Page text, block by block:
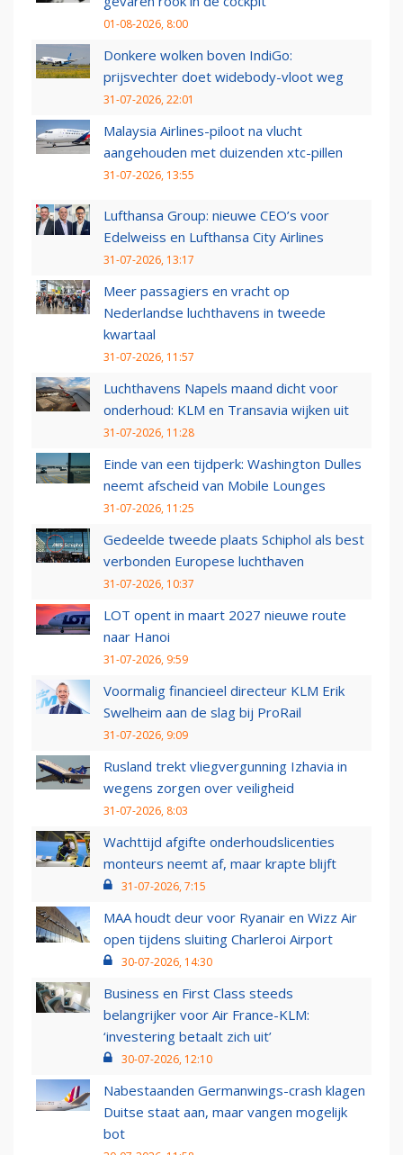
01-08-2026, 8:00
Donkere wolken boven IndiGo:
prijsvechter doet widebody-vloot weg
31-07-2026, 22:01
Malaysia Airlines-piloot na vlucht
aangehouden met duizenden xtc-pillen
31-07-2026, 13:55
Lufthansa Group: nieuwe CEO’s voor
Edelweiss en Lufthansa City Airlines
31-07-2026, 13:17
Meer passagiers en vracht op
Nederlandse luchthavens in tweede
kwartaal
31-07-2026, 11:57
Luchthavens Napels maand dicht voor
onderhoud: KLM en Transavia wijken uit
31-07-2026, 11:28
Einde van een tijdperk: Washington Dulles
neemt afscheid van Mobile Lounges
31-07-2026, 11:25
Gedeelde tweede plaats Schiphol als best
verbonden Europese luchthaven
31-07-2026, 10:37
LOT opent in maart 2027 nieuwe route
naar Hanoi
31-07-2026, 9:59
Voormalig financieel directeur KLM Erik
Swelheim aan de slag bij ProRail
31-07-2026, 9:09
Rusland trekt vliegvergunning Izhavia in
wegens zorgen over veiligheid
31-07-2026, 8:03
Wachttijd afgifte onderhoudslicenties
monteurs neemt af, maar krapte blijft
31-07-2026, 7:15
MAA houdt deur voor Ryanair en Wizz Air
open tijdens sluiting Charleroi Airport
30-07-2026, 14:30
Business en First Class steeds
belangrijker voor Air France-KLM:
‘investering betaalt zich uit’
30-07-2026, 12:10
Nabestaanden Germanwings-crash klagen
Duitse staat aan, maar vangen mogelijk
bot